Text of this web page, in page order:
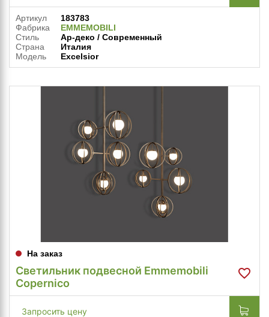
Артикул
183783
Фабрика
EMMEMOBILI
Стиль
Ар-деко / Современный
Страна
Италия
Модель
Excelsior
На заказ
Светильник подвесной Emmemobili
Copernico
Запросить цену